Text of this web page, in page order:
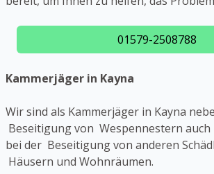
01579-2508788
Kammerjäger in Kayna
Wir sind als Kammerjäger in Kayna
Beseitigung von Wespennestern
bei der Beseitigung von anderen
Häusern und Wohnräumen.